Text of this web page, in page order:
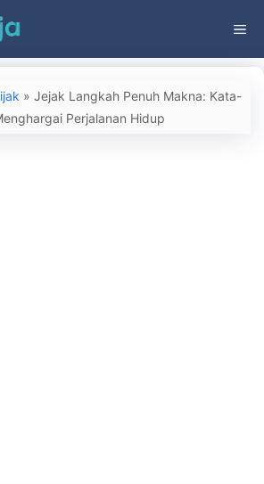
» Jejak Langkah Penuh Makna: Kata-
Perjalanan Hidup